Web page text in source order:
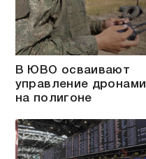
В ЮВО осваивают
управление дронами
на полигоне